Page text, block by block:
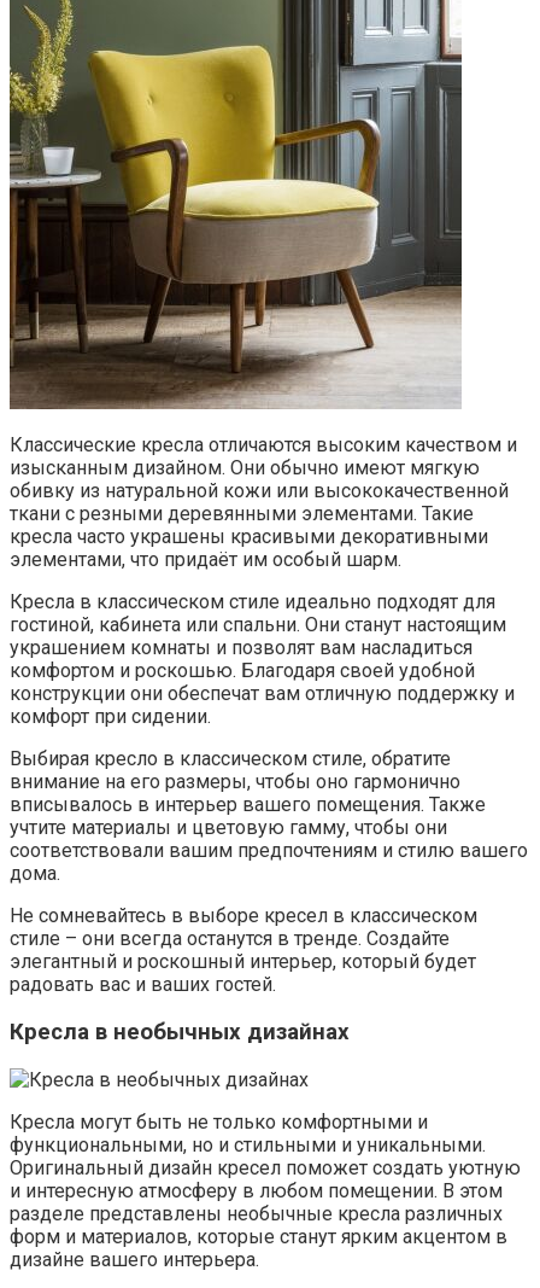
Классические кресла отличаются высоким качеством и
изысканным дизайном. Они обычно имеют мягкую
обивку из натуральной кожи или высококачественной
ткани с резными деревянными элементами. Такие
кресла часто украшены красивыми декоративными
элементами, что придаёт им особый шарм.
Кресла в классическом стиле идеально подходят для
гостиной, кабинета или спальни. Они станут настоящим
украшением комнаты и позволят вам насладиться
комфортом и роскошью. Благодаря своей удобной
конструкции они обеспечат вам отличную поддержку и
комфорт при сидении.
Выбирая кресло в классическом стиле, обратите
внимание на его размеры, чтобы оно гармонично
вписывалось в интерьер вашего помещения. Также
учтите материалы и цветовую гамму, чтобы они
соответствовали вашим предпочтениям и стилю вашего
дома.
Не сомневайтесь в выборе кресел в классическом
стиле – они всегда останутся в тренде. Создайте
элегантный и роскошный интерьер, который будет
радовать вас и ваших гостей.
Кресла в необычных дизайнах
Кресла могут быть не только комфортными и
функциональными, но и стильными и уникальными.
Оригинальный дизайн кресел поможет создать уютную
и интересную атмосферу в любом помещении. В этом
разделе представлены необычные кресла различных
форм и материалов, которые станут ярким акцентом в
дизайне вашего интерьера.